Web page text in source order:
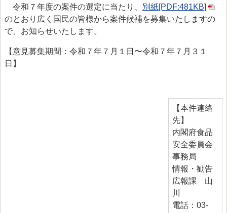
> 食品安全委員会による評価書・QA等一覧（50音順）
> 食品安全委員会が評価した化学物質の毒性評価情報
> 食品ハザード情報ハブ
令和７年度の案件の選定に当たり、
別紙[PDF:481KB]
のとおり広く国民の皆様から案件候補を募集いたしますの
で、お知らせいたします。
【意見募集期間：令和７年７月１日〜令和７年７月３１
日】
【本件連絡
先】
内閣府食品
安全委員会
事務局
情報・勧告
広報課 山
川
電話：03-